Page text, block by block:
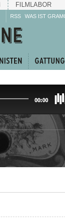
FILMLABOR
RSS WAS IST
00:00